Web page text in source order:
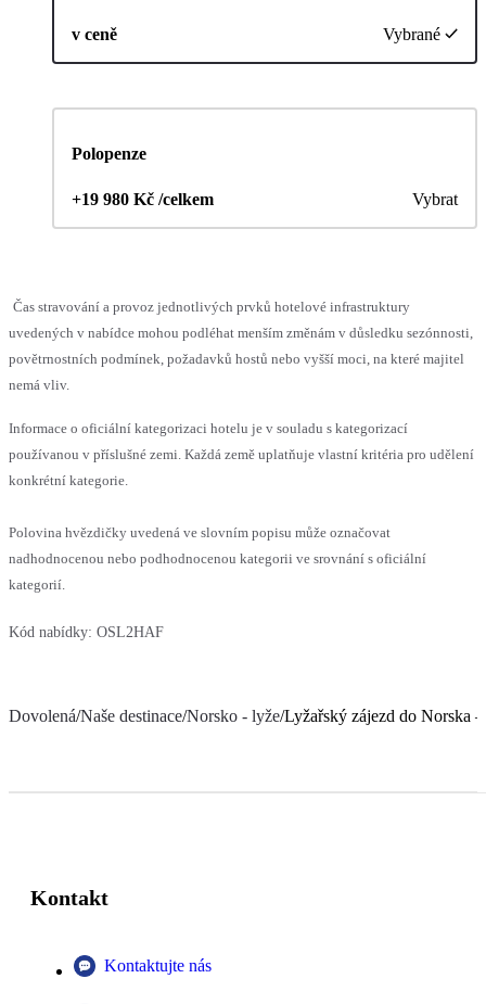
v ceně Vybrané
Polopenze
+19 980 Kč /celkem Vybrat
Čas stravování a provoz jednotlivých prvků hotelové infrastruktury
uvedených v nabídce mohou podléhat menším změnám v důsledku sezónnosti,
povětrnostních podmínek, požadavků hostů nebo vyšší moci, na které majitel
nemá vliv.
Informace o oficiální kategorizaci hotelu je v souladu s kategorizací
používanou v příslušné zemi. Každá země uplatňuje vlastní kritéria pro udělení
konkrétní kategorie.
Polovina hvězdičky uvedená ve slovním popisu může označovat
nadhodnocenou nebo podhodnocenou kategorii ve srovnání s oficiální
kategorií.
Kód nabídky: OSL2HAF
Dovolená/Naše destinace/Norsko - lyže/Lyžařský zájezd do Norska
Kontakt
Kontaktujte nás